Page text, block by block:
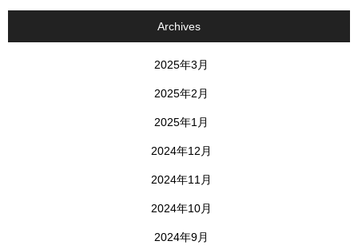
Archives
2025年3月
2025年2月
2025年1月
2024年12月
2024年11月
2024年10月
2024年9月